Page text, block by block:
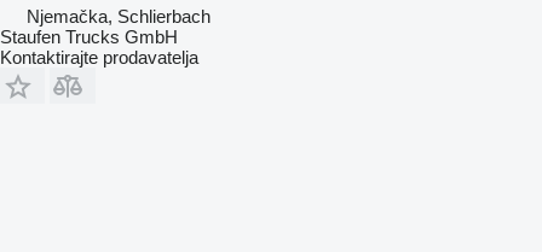
Njemačka, Schlierbach
Staufen Trucks GmbH
Kontaktirajte prodavatelja